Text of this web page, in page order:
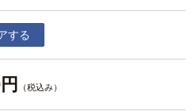
する
（税込み）